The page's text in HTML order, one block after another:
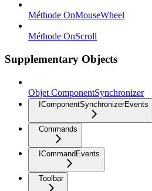
Méthode OnMouseWheel
Méthode OnScroll
Supplementary Objects
Objet ComponentSynchronizer
IComponentSynchronizerEvents
Commands
ICommandEvents
Toolbar